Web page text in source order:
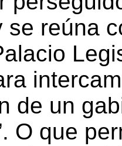
se reúna
de un
O que